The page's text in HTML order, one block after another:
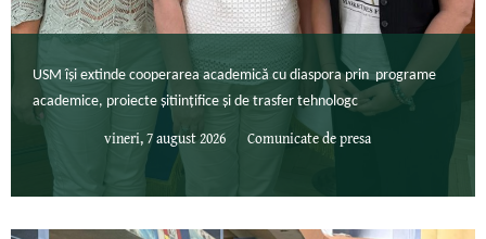
USM își extinde cooperarea academică cu diaspora prin programe
academice, proiecte șitiințifice și de trasfer tehnologc
vineri, 7 august 2026 Comunicate de presa